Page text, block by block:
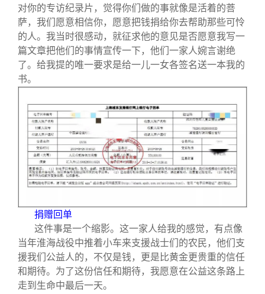
对你的专访纪录片，觉得你们做的事就像是活着的菩
萨，我们愿意相信你，愿意把钱捐给你去帮助那些可怜
的人。我当时很感动，就征求他的意见是否愿意我写一
篇文章把他们的事情宣传一下，他们一家人婉言谢绝
了。给我提的唯一要求是给一儿一女各签名送一本我的
书。
捐赠回单
这件事是一个缩影。这一家人给我的感觉，有点像
当年淮海战役中推着小车来支援战士们的农民，他们支
援我们公益人的，不仅是钱，更是比黄金更贵重的信任
和期待。为了这份信任和期待，我愿意在公益这条路上
走到生命中最后一天。